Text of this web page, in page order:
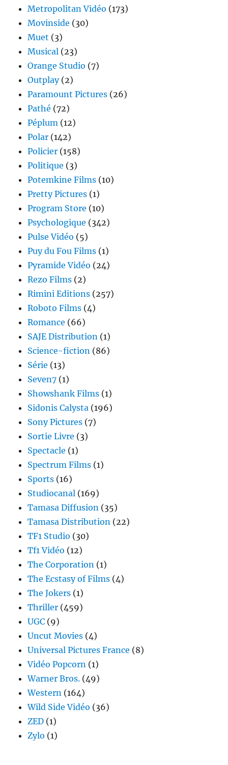
Metropolitan Vidéo (173)
Movinside (30)
Muet (3)
Musical (23)
Orange Studio (7)
Outplay(2)
Paramount Pictures (26)
Pathé (72)
Péplum (12)
Polar (142)
Policier (158)
Politique (3)
Potemkine Films (10)
Pretty Pictures (1)
Program Store (10)
Psychologique (342)
Pulse Vidéo (5)
Puy du Fou Films (1)
Pyramide Vidéo (24)
Rezo Films (2)
Rimini Editions (257)
Roboto Films (4)
Romance (66)
SAJE Distribution (1)
Science-fiction (86)
Série (13)
Seven7 (1)
Showshank Films (1)
Sidonis Calysta (196)
Sony Pictures (7)
Sortie Livre (3)
Spectacle (1)
Spectrum Films (1)
Sports (16)
Studiocanal (169)
Tamasa Diffusion (35)
Tamasa Distribution (22)
TF1 Studio (30)
Tf1 Vidéo (12)
The Corporation (1)
The Ecstasy of Films (4)
The Jokers (1)
Thriller (459)
UGC (9)
Uncut Movies (4)
Universal Pictures France (8)
Vidéo Popcorn (1)
Warner Bros. (49)
Western (164)
Wild Side Vidéo (36)
ZED (1)
Zylo (1)